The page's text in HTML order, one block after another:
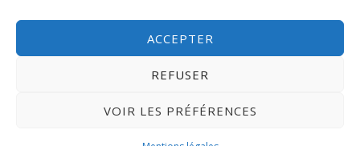
ACCEPTER
REFUSER
VOIR LES PRÉFÉRENCES
Kuslac Invest SRL -Mentions légales
DIREXION Web Agency
Google Privacy Policy andTerms of Service